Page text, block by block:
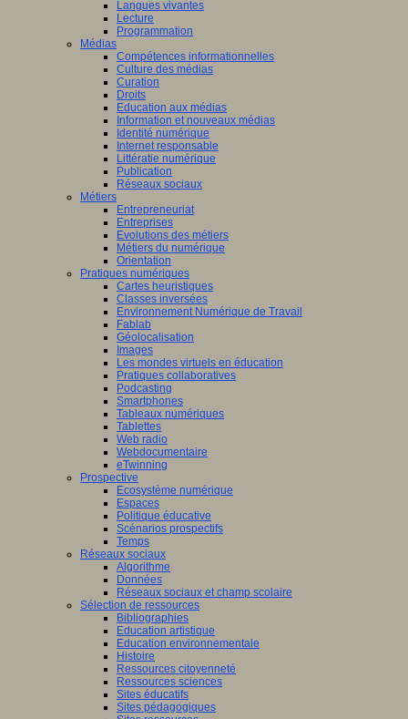
Langues vivantes
Lecture
Programmation
Médias
Compétences informationnelles
Culture des médias
Curation
Droits
Education aux médias
Information et nouveaux médias
Identité numérique
Internet responsable
Littératie numérique
Publication
Réseaux sociaux
Métiers
Entrepreneuriat
Entreprises
Evolutions des métiers
Métiers du numérique
Orientation
Pratiques numériques
Cartes heuristiques
Classes inversées
Environnement Numérique de Travail
Fablab
Géolocalisation
Images
Les mondes virtuels en éducation
Pratiques collaboratives
Podcasting
Smartphones
Tableaux numériques
Tablettes
Web radio
Webdocumentaire
eTwinning
Prospective
Ecosystème numérique
Espaces
Politique éducative
Scénarios prospectifs
Temps
Réseaux sociaux
Algorithme
Données
Réseaux sociaux et champ scolaire
Sélection de ressources
Bibliographies
Education artistique
Education environnementale
Histoire
Ressources citoyenneté
Ressources sciences
Sites éducatifs
Sites pédagogiques